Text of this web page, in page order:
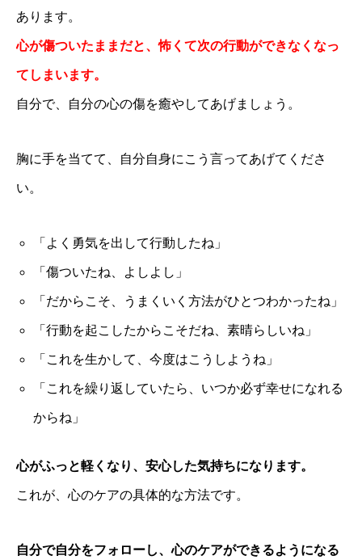
あります。
心が傷ついたままだと、怖くて次の行動ができなくなっ
てしまいます。
自分で、自分の心の傷を癒やしてあげましょう。
胸に手を当てて、自分自身にこう言ってあげてくださ
い。
「よく勇気を出して行動したね」
「傷ついたね、よしよし」
「だからこそ、うまくいく方法がひとつわかったね」
「行動を起こしたからこそだね、素晴らしいね」
「これを生かして、今度はこうしようね」
「これを繰り返していたら、いつか必ず幸せになれる
からね」
心がふっと軽くなり、安心した気持ちになります。
これが、心のケアの具体的な方法です。
自分で自分をフォローし、心のケアができるようになる